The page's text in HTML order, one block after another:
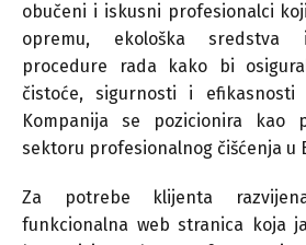
obučeni i iskusni profesionalci
opremu, ekološka sredstva
procedure rada kako bi
čistoće, sigurnosti i efikasnosti
Kompanija se pozicionira kao
sektoru profesionalnog čišćenja u
Za potrebe klijenta
funkcionalna web stranica koja